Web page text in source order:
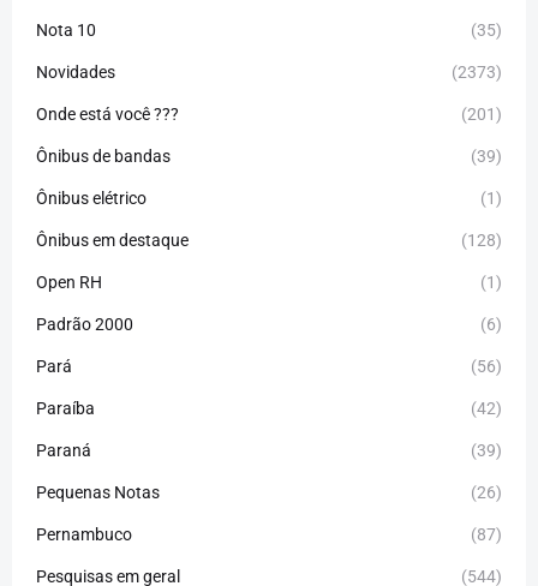
Nota 10 (35)
Novidades (2373)
Onde está você ??? (201)
Ônibus de bandas (39)
Ônibus elétrico (1)
Ônibus em destaque (128)
Open RH (1)
Padrão 2000 (6)
Pará (56)
Paraíba (42)
Paraná (39)
Pequenas Notas (26)
Pernambuco (87)
Pesquisas em geral (544)